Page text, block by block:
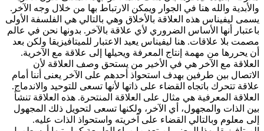
والأبدية والله هنا في الجوار ويمكن الارتباط بها من خلال وجه الآخر.
يسمى ليفيناس هذه العلاقة بالأخلاق وهي بالتالي هي الفلسفة الأولى
باعتبار أنها الأساس الضروري لأي علاقة بالآخر. بدونها نحن في عالم
مصمت بلا علاقات. هنا ليفيناس يعيد الاعتبار للميتافيزيقا ولكن بعد
أن يحررها من مهمة إنتاج المعرفة ويحيلها إلى علاقة مع الآخرية.
العلاقة مع الآخر هي في الأخير من يستحق وصف العلاقة لأن
الاتصال بين طرفين بهدف استحواذ أحدهم على الآخر يعنى أننا أمام
علاقة تتحرك باتجاه القضاء على ذاتها لأنها تسعى للتوحيد والاندماج.
العلاقة المعرفية هي مثال على العلاقة المنتحرة. هذه العلاقة تنشأ
بين الذات والمجهول، أي الآخر، ولكنها تسعى لتحويل ذلك المجهول
إلى معلوم وبالتالي القضاء على آخريته واستحواذ الذات عليه.